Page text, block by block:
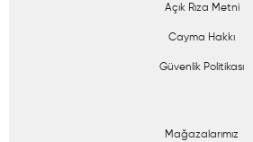
Açık Rıza Metni
Cayma Hakkı
Güvenlik Politikası
Mağazalarımız